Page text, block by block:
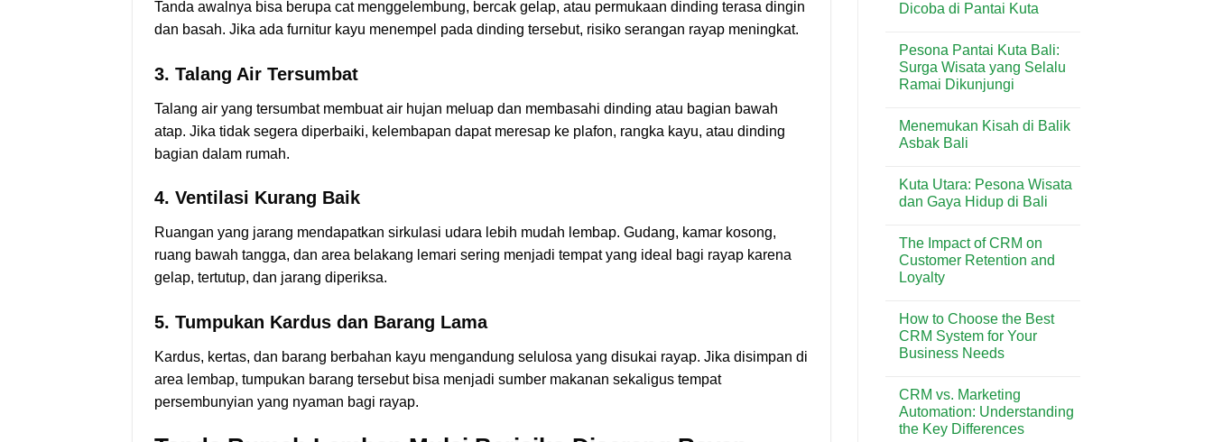
Tanda awalnya bisa berupa cat menggelembung, bercak gelap, atau permukaan dinding terasa dingin
dan basah. Jika ada furnitur kayu menempel pada dinding tersebut, risiko serangan rayap meningkat.
3. Talang Air Tersumbat
Talang air yang tersumbat membuat air hujan meluap dan membasahi dinding atau bagian bawah
atap. Jika tidak segera diperbaiki, kelembapan dapat meresap ke plafon, rangka kayu, atau dinding
bagian dalam rumah.
4. Ventilasi Kurang Baik
Ruangan yang jarang mendapatkan sirkulasi udara lebih mudah lembap. Gudang, kamar kosong,
ruang bawah tangga, dan area belakang lemari sering menjadi tempat yang ideal bagi rayap karena
gelap, tertutup, dan jarang diperiksa.
5. Tumpukan Kardus dan Barang Lama
Kardus, kertas, dan barang berbahan kayu mengandung selulosa yang disukai rayap. Jika disimpan di
area lembap, tumpukan barang tersebut bisa menjadi sumber makanan sekaligus tempat
persembunyian yang nyaman bagi rayap.
Kuta
Minuman
&
Solusi
Laundry
Terlengkap
di
Kuta
Dicoba di Pantai Kuta
on
5
Aktivitas
Seru
Dicoba
di
Pantai
Pesona Pantai Kuta Bali:
Surga Wisata yang Selalu
Ramai Dikunjungi
on
Pesona
Pantai
Surga
Wisata
yang
Dikunjungi
Menemukan Kisah di Balik
Asbak Bali
on
Menemukan
Kisah
Asbak
Bali
Kuta Utara: Pesona Wisata
dan Gaya Hidup di Bali
on
Kuta
Utara:
Pesona
Gaya
Hidup
di
Bali
The Impact of CRM on
Customer Retention and
Loyalty
on
The
Impact
of
Customer
Retention
and
Loyalty
How to Choose the Best
CRM System for Your
Business Needs
on
How
to
Choose
CRM vs. Marketing
Automation: Understanding
the Key Differences